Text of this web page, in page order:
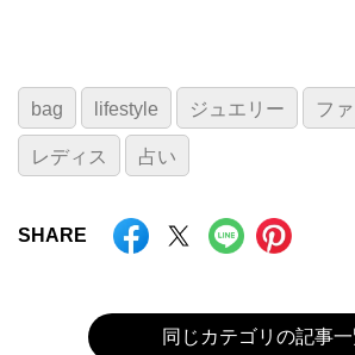
bag lifestyle ジュエリー フ
レディス 占い
SHARE
同じカテゴリの記事